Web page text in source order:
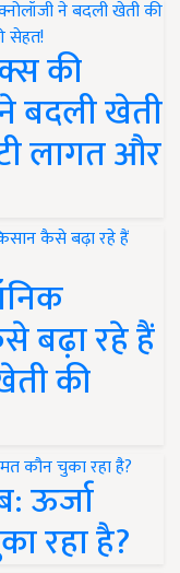
की
बदली खेती
लागत और
बढ़ा रहे हैं
की
ऊर्जा
रहा है?